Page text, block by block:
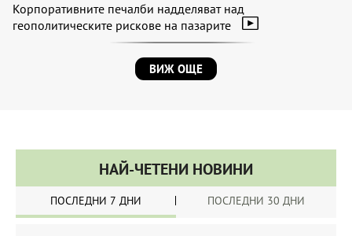
Корпоративните печалби надделяват над
геополитическите рискове на пазарите
ВИЖ ОЩЕ
НАЙ-ЧЕТЕНИ НОВИНИ
ПОСЛЕДНИ 7 ДНИ ПОСЛЕДНИ 30 ДНИ